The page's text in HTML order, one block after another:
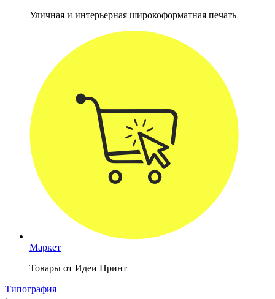
Уличная и интерьерная широкоформатная печать
Маркет
Товары от Идеи Принт
Типография